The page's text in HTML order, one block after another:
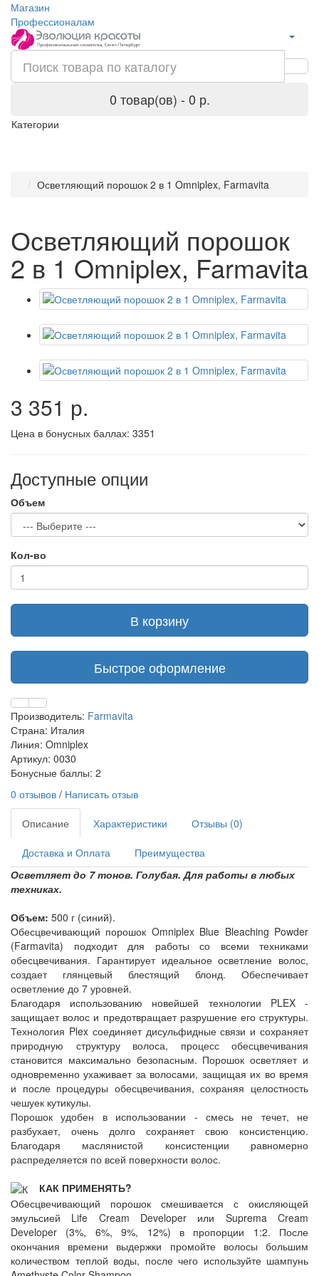
Магазин
Профессионалам
0 товар(ов) - 0 р.
Категории
Осветляющий порошок 2 в 1 Omniplex, Farmavita
Осветляющий порошок
2 в 1 Omniplex, Farmavita
3 351 р.
Цена в бонусных баллах: 3351
Доступные опции
Объем
Кол-во
В корзину
Быстрое оформление
Производитель: Farmavita
Страна: Италия
Линия: Omniplex
Артикул: 0030
Бонусные баллы: 2
0 отзывов / Написать отзыв
Описание Характеристики Отзывы (0)
Доставка и Оплата
Преимущества
Осветляет до 7 тонов. Голубая. Для работы в любых
техниках.
Объем: 500 г (синий).
Обесцвечивающий порошок Omniplex Blue Bleaching Powder
(Farmavita) подходит для работы со всеми техниками
обесцвечивания. Гарантирует идеальное осветление волос,
создает глянцевый блестящий блонд. Обеспечивает
осветление до 7 уровней.
Благодаря использованию новейшей технологии PLEX -
защищает волос и предотвращает разрушение его структуры.
Технология Plex соединяет дисульфидные связи и сохраняет
природную структуру волоса, процесс обесцвечивания
становится максимально безопасным. Порошок осветляет и
одновременно ухаживает за волосами, защищая их во время
и после процедуры обесцвечивания, сохраняя целостность
чешуек кутикулы.
Порошок удобен в использовании - смесь не течет, не
разбухает, очень долго сохраняет свою консистенцию.
Благодаря маслянистой консистенции равномерно
распределяется по всей поверхности волос.
КАК ПРИМЕНЯТЬ?
Обесцвечивающий порошок смешивается с окисляющей
эмульсией Life Cream Developer или Suprema Cream
Developer (3%, 6%, 9%, 12%) в пропорции 1:2. После
окончания времени выдержки промойте волосы большим
количеством теплой воды, после чего используйте шампунь